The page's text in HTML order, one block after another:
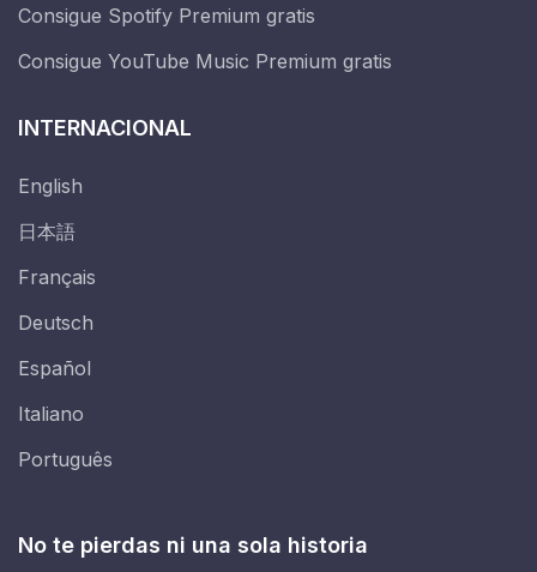
Consigue Spotify Premium gratis
Consigue YouTube Music Premium gratis
INTERNACIONAL
English
日本語
Français
Deutsch
Español
Italiano
Português
No te pierdas ni una sola historia